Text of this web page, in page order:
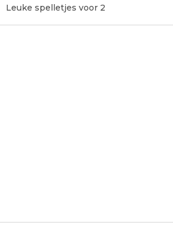
Leuke spelletjes voor 2